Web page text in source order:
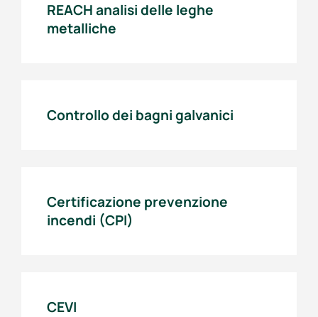
REACH analisi delle leghe
metalliche
Controllo dei bagni galvanici
Certificazione prevenzione
incendi (CPI)
CEVI